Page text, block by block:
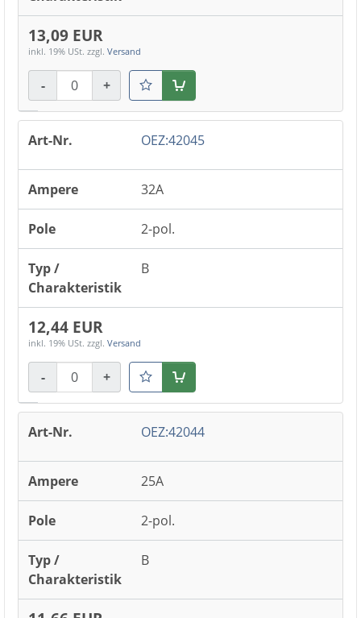
13,09 EUR
inkl. 19% USt. zzgl. Versand
- +
OEZ:42045
32A
2-pol.
B
12,44 EUR
inkl. 19% USt. zzgl. Versand
- +
OEZ:42044
25A
2-pol.
B